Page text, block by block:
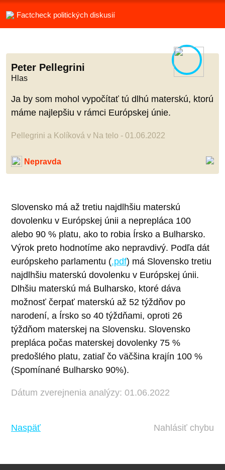
Factcheck politických diskusií
Peter Pellegrini
Hlas
Ja by som mohol vypočítať tú dlhú materskú, ktorú
máme najlepšiu v rámci Európskej únie.
Pellegrini a Kolíková v Na telo - 01.06.2022
Nepravda
Slovensko má až tretiu najdlhšiu materskú
dovolenku v Európskej únii a neprepláca 100
alebo 90 % platu, ako to robia Írsko a Bulharsko.
Výrok preto hodnotíme ako nepravdivý. Podľa dát
európskeho parlamentu (.pdf) má Slovensko tretiu
najdlhšiu materskú dovolenku v Európskej únii.
Dlhšiu materskú má Bulharsko, ktoré dáva
možnosť čerpať materskú až 52 týždňov po
narodení, a Írsko so 40 týždňami, oproti 26
týždňom materskej na Slovensku. Slovensko
prepláca počas materskej dovolenky 75 %
predošlého platu, zatiaľ čo väčšina krajín 100 %
(Spomínané Bulharsko 90%).
Dátum zverejnenia analýzy: 01.06.2022
Naspäť Nahlásiť chybu